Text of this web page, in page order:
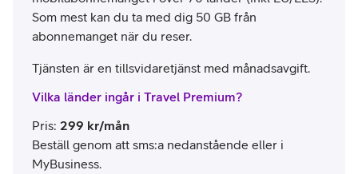
Som mest kan du ta med dig 50 GB från
abonnemanget när du reser.
Tjänsten är en tillsvidaretjänst med månadsavgift.
Vilka länder ingår i Travel Premium?
Pris: 299 kr/mån
Beställ genom att sms:a nedanstående eller i
MyBusiness.